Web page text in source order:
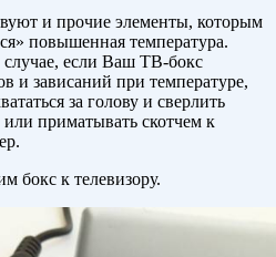
и прочие элементы, которым
повышенная температура.
случае, если Ваш ТВ-бокс
и зависаний при температуре,
за голову и сверлить
приматывать скотчем к
бокс к телевизору.